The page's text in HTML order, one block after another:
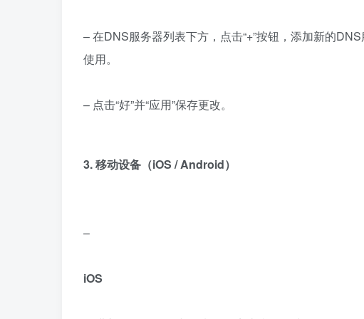
– 在DNS服务器列表下方，点击“+”按钮，添加新的
使用。
– 点击“好”并“应用”保存更改。
3. 移动设备（iOS / Android）
–
iOS